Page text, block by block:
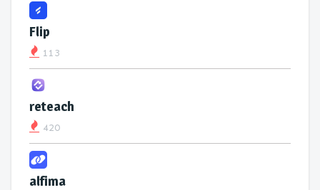
Flip
113
reteach
420
alfima